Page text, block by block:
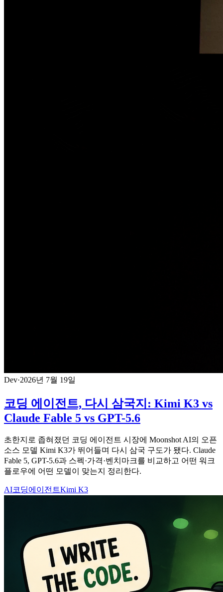
Dev·2026년 7월 19일
코딩 에이전트, 다시 삼국지: Kimi K3 vs
Claude Fable 5 vs GPT-5.6
초한지로 좁혀졌던 코딩 에이전트 시장에 Moonshot AI의 오픈
소스 모델 Kimi K3가 뛰어들며 다시 삼국 구도가 됐다. Claude
Fable 5, GPT-5.6과 스펙·가격·벤치마크를 비교하고 어떤 워크
플로우에 어떤 모델이 맞는지 정리한다.
AI코딩에이전트Kimi K3